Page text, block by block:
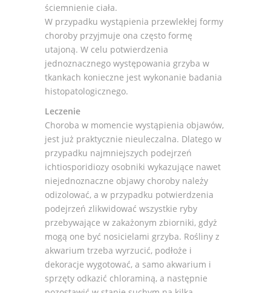
ściemnienie ciała.
W przypadku wystąpienia przewlekłej formy
choroby przyjmuje ona często formę
utajoną. W celu potwierdzenia
jednoznacznego występowania grzyba w
tkankach konieczne jest wykonanie badania
histopatologicznego.
Leczenie
Choroba w momencie wystąpienia objawów,
jest już praktycznie nieuleczalna. Dlatego w
przypadku najmniejszych podejrzeń
ichtiosporidiozy osobniki wykazujące nawet
niejednoznaczne objawy choroby należy
odizolować, a w przypadku potwierdzenia
podejrzeń zlikwidować wszystkie ryby
przebywające w zakażonym zbiorniki, gdyż
mogą one być nosicielami grzyba. Rośliny z
akwarium trzeba wyrzucić, podłoże i
dekoracje wygotować, a samo akwarium i
sprzęty odkazić chloraminą, a następnie